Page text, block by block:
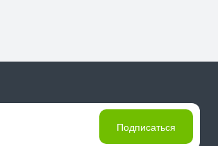
Подписаться